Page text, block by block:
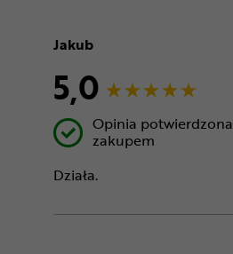
Jakub
5,0
Opinia potwierdzona
zakupem
Działa.